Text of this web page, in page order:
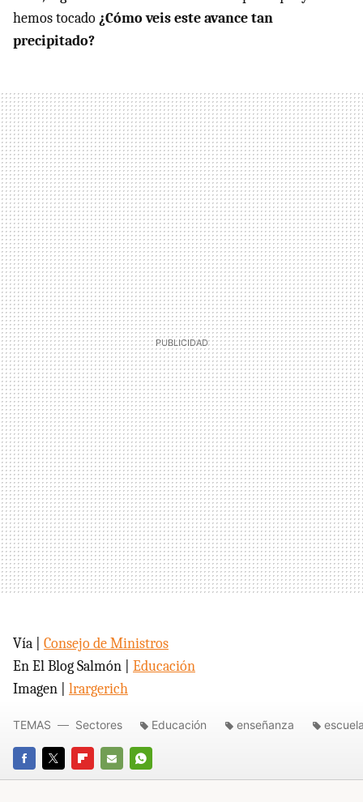
hemos tocado ¿Cómo veis este avance tan
precipitado?
Vía | Consejo de Ministros
En El Blog Salmón | Educación
Imagen | lrargerich
FACEBOOK
TWITTERFLIPBOARD
E-
WHATSAPP
TEMAS Sectores Educación enseñanza